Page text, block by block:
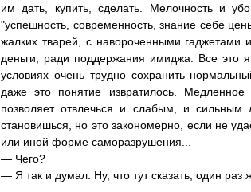
им дать, купить, сделать. Мелочность и
"успешность, современность, знание себе
жалких тварей, с навороченными гаджетами
деньги, ради поддержания имиджа. Все это
условиях очень трудно сохранить
даже это понятие извратилось. Медленное
позволяет отвлечься и слабым, и
становишься, но это закономерно, если не
или иной форме саморазрушения...
— Чего?
— Я так и думал. Ну, что тут сказать, один раз